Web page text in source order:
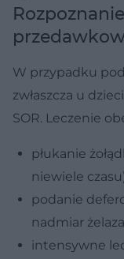
W przypadku
zwłaszcza u
SOR. Leczenie
płukanie
niewiele
podanie
nadmiar
intensywne